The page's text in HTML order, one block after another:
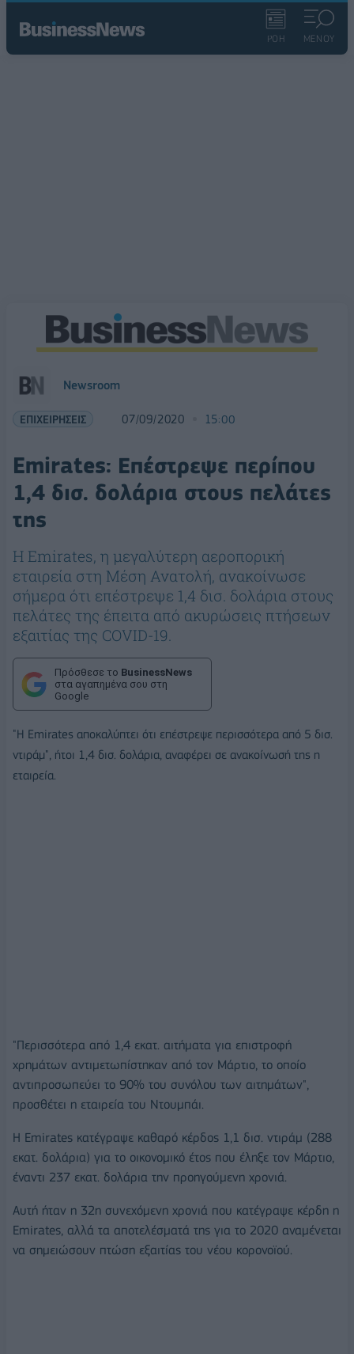
ΡΟΗ ΜΕΝΟΥ
Newsroom
ΕΠΙΧΕΙΡΗΣΕΙΣ 07/09/2020 15:00
Emirates: Επέστρεψε περίπου
1,4 δισ. δολάρια στους πελάτες
της
Η Emirates, η μεγαλύτερη αεροπορική
εταιρεία στη Μέση Ανατολή, ανακοίνωσε
σήμερα ότι επέστρεψε 1,4 δισ. δολάρια στους
πελάτες της έπειτα από ακυρώσεις πτήσεων
εξαιτίας της COVID-19.
Πρόσθεσε το BusinessNews
στα αγαπημένα σου στη
Google
"Η Emirates αποκαλύπτει ότι επέστρεψε περισσότερα από 5 δισ.
ντιράμ", ήτοι 1,4 δισ. δολάρια, αναφέρει σε ανακοίνωσή της η
εταιρεία.
"Περισσότερα από 1,4 εκατ. αιτήματα για επιστροφή
χρημάτων αντιμετωπίστηκαν από τον Μάρτιο, το οποίο
αντιπροσωπεύει το 90% του συνόλου των αιτημάτων",
προσθέτει η εταιρεία του Ντουμπάι.
Η Emirates κατέγραψε καθαρό κέρδος 1,1 δισ. ντιράμ (288
εκατ. δολάρια) για το οικονομικό έτος που έληξε τον Μάρτιο,
έναντι 237 εκατ. δολάρια την προηγούμενη χρονιά.
Αυτή ήταν η 32η συνεχόμενη χρονιά που κατέγραψε κέρδη η
Emirates, αλλά τα αποτελέσματά της για το 2020 αναμένεται
να σημειώσουν πτώση εξαιτίας του νέου κορονοϊού.